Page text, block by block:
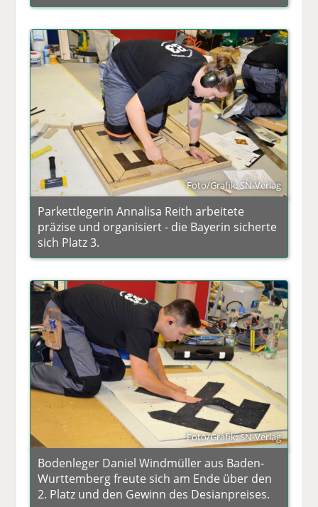
Foto/Grafik: SN-Verlag
Parkettlegerin Annalisa Reith arbeitete
präzise und organisiert - die Bayerin sicherte
sich Platz 3.
Foto/Grafik: SN-Verlag
Bodenleger Daniel Windmüller aus Baden-
Wurttemberg freute sich am Ende über den
2. Platz und den Gewinn des Desianpreises.